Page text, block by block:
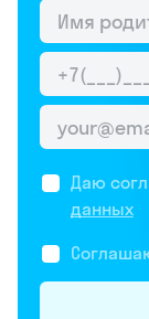
Даю
данных